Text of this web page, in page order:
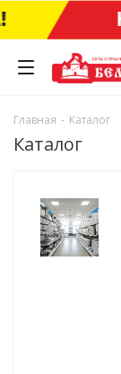
Главная - Каталог
Каталог